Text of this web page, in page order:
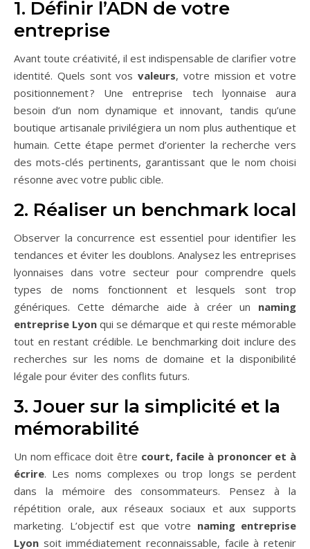
1. Définir l’ADN de votre
entreprise
Avant toute créativité, il est indispensable de clarifier votre
identité. Quels sont vos valeurs, votre mission et votre
positionnement ? Une entreprise tech lyonnaise aura
besoin d’un nom dynamique et innovant, tandis qu’une
boutique artisanale privilégiera un nom plus authentique et
humain. Cette étape permet d’orienter la recherche vers
des mots-clés pertinents, garantissant que le nom choisi
résonne avec votre public cible.
2. Réaliser un benchmark local
Observer la concurrence est essentiel pour identifier les
tendances et éviter les doublons. Analysez les entreprises
lyonnaises dans votre secteur pour comprendre quels
types de noms fonctionnent et lesquels sont trop
génériques. Cette démarche aide à créer un naming
entreprise Lyon qui se démarque et qui reste mémorable
tout en restant crédible. Le benchmarking doit inclure des
recherches sur les noms de domaine et la disponibilité
légale pour éviter des conflits futurs.
3. Jouer sur la simplicité et la
mémorabilité
Un nom efficace doit être court, facile à prononcer et à
écrire. Les noms complexes ou trop longs se perdent
dans la mémoire des consommateurs. Pensez à la
répétition orale, aux réseaux sociaux et aux supports
marketing. L’objectif est que votre naming entreprise
Lyon soit immédiatement reconnaissable, facile à retenir